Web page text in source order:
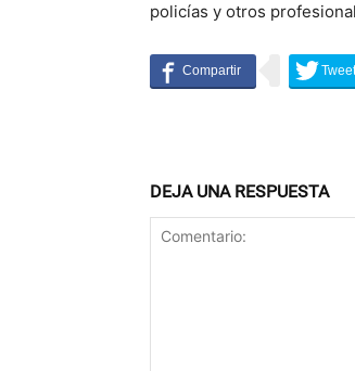
policías y otros
DEJA UNA RESPUESTA